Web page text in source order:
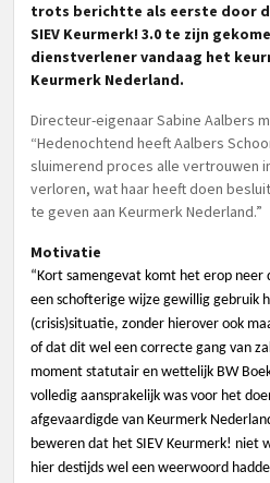
trots berichtte als eerste door
SIEV Keurmerk! 3.0 te zijn
dienstverlener vandaag het
Keurmerk Nederland.
Directeur-eigenaar Sabine Aalbers
“Hedenochtend heeft Aalbers
sluimerend proces alle vertrouwen
verloren, wat haar heeft doen
te geven aan Keurmerk Nederland.”
Motivatie
“Kort samengevat komt het erop neer
een schofterige wijze gewillig gebruik
(crisis)situatie, zonder hierover ook
of dat dit wel een correcte gang van
moment statutair en wettelijk BW
volledig aansprakelijk was voor het
afgevaardigde van Keurmerk
beweren dat het SIEV Keurmerk! niet
hier destijds wel een weerwoord